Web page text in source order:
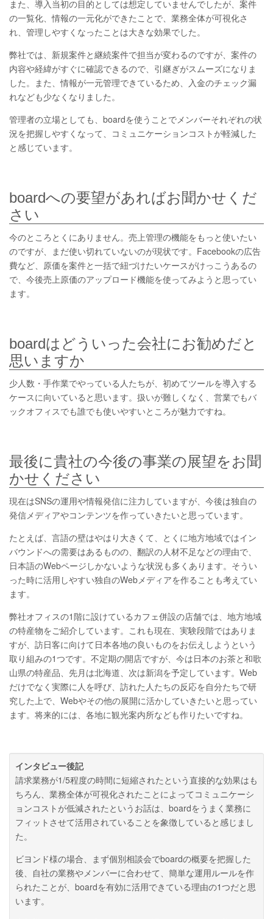
また、導入当初の目的としては想定していませんでしたが、案件
の一覧化、情報の一元化ができたことで、業務全体が可視化さ
れ、管理しやすくなったことは大きな効果でした。
弊社では、新規案件と継続案件で担当が変わるのですが、案件の
内容や経緯がすぐに確認できるので、引継ぎがスムーズになりま
した。また、情報が一元管理できているため、入金のチェック漏
れなども少なくなりました。
管理者の立場としても、boardを使うことでメンバーそれぞれの状
況を把握しやすくなって、コミュニケーションコストが軽減した
と感じています。
boardへの要望があればお聞かせくだ
さい
今のところとくにありません。売上管理の機能をもっと使いたい
のですが、まだ使い切れていないのが現状です。Facebookの広告
費など、原価を案件と一括で紐づけたいケースがけっこうあるの
で、今後売上原価のアップロード機能を使ってみようと思ってい
ます。
boardはどういった会社にお勧めだと
思いますか
少人数・手作業でやっている人たちが、初めてツールを導入する
ケースに向いていると思います。扱いが難しくなく、営業でもバ
ックオフィスでも誰でも使いやすいところが魅力ですね。
最後に貴社の今後の事業の展望をお聞
かせください
現在はSNSの運用や情報発信に注力していますが、今後は独自の
発信メディアやコンテンツを作っていきたいと思っています。
たとえば、言語の壁はやはり大きくて、とくに地方地域ではイン
バウンドへの需要はあるものの、翻訳の人材不足などの理由で、
日本語のWebページしかないような状況も多くあります。そうい
った時に活用しやすい独自のWebメディアを作ることも考えてい
ます。
弊社オフィスの1階に設けているカフェ併設の店舗では、地方地域
の特産物をご紹介しています。これも現在、実験段階ではありま
すが、訪日客に向けて日本各地の良いものをお伝えしようという
取り組みの1つです。不定期の開店ですが、今は日本のお茶と和歌
山県の特産品、先月は北海道、次は新潟を予定しています。Web
だけでなく実際に人を呼び、訪れた人たちの反応を自分たちで研
究した上で、Webやその他の展開に活かしていきたいと思ってい
ます。将来的には、各地に観光案内所なども作りたいですね。
インタビュー後記
請求業務が1/5程度の時間に短縮されたという直接的な効果はも
ちろん、業務全体が可視化されたことによってコミュニケーシ
ョンコストが低減されたというお話は、boardをうまく業務に
フィットさせて活用されていることを象徴していると感じまし
た。
ビヨンド様の場合、まず個別相談会でboardの概要を把握した
後、自社の業務やメンバーに合わせて、簡単な運用ルールを作
られたことが、boardを有効に活用できている理由の1つだと思
います。